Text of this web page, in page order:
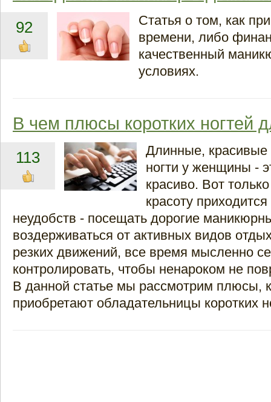
92
Статья о том, как
времени, либо
качественный
условиях.
В чем плюсы коротких ногтей
113
Длинные,
ногти у женщины -
красиво. Вот
красоту
неудобств - посещать дорогие
воздерживаться от активных видов
резких движений, все время мысленно
контролировать, чтобы ненароком не
В данной статье мы рассмотрим плюсы,
приобретают обладательницы коротких